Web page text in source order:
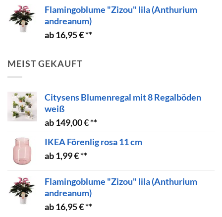
Flamingoblume "Zizou" lila (Anthurium
andreanum)
16,95€
MEIST GEKAUFT
Citysens Blumenregal mit 8 Regalböden
weiß
149,00€
IKEA Förenlig rosa 11 cm
1,99€
Flamingoblume "Zizou" lila (Anthurium
andreanum)
16,95€